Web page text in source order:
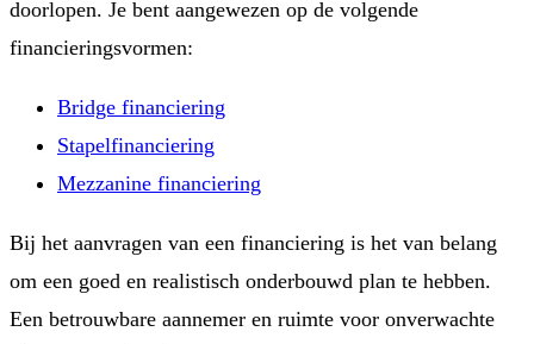
doorlopen. Je bent aangewezen op de volgende
financieringsvormen:
Bridge financiering
Stapelfinanciering
Mezzanine financiering
Bij het aanvragen van een financiering is het van belang
om een goed en realistisch onderbouwd plan te hebben.
Een betrouwbare aannemer en ruimte voor onverwachte